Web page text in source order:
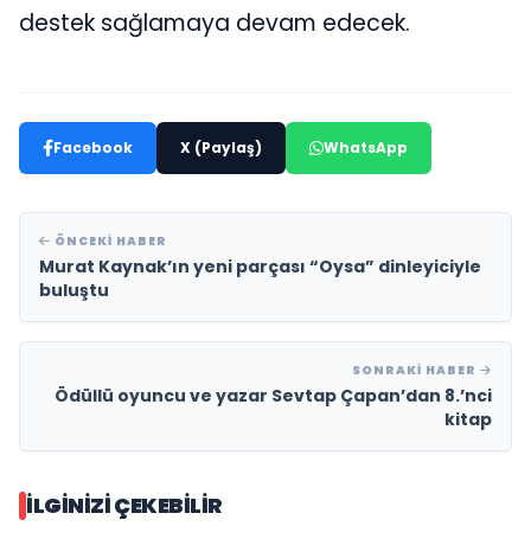
destek sağlamaya devam edecek.
Facebook X (Paylaş) WhatsApp
ÖNCEKI HABER
Murat Kaynak’ın yeni parçası “Oysa” dinleyiciyle
buluştu
SONRAKI HABER
Ödüllü oyuncu ve yazar Sevtap Çapan’dan 8.’nci
kitap
İLGINIZI ÇEKEBILIR